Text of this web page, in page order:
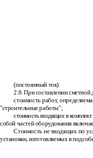
(постоянный ток)
2.8. При составлении
стоимость работ,
"строительные работы";
стоимость входящих в
собой частей оборудования
Стоимость не входящих по
установки, изготовляемых в